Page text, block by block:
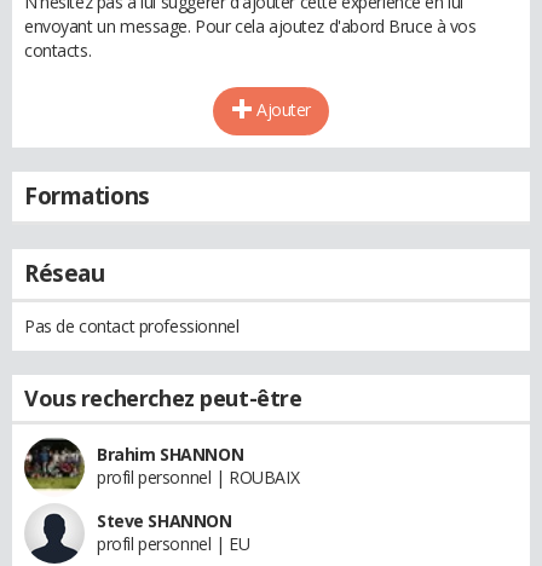
envoyant un message. Pour cela ajoutez d'abord Bruce à vos
contacts.
Ajouter
Formations
Réseau
Pas de contact professionnel
Vous recherchez peut-être
Brahim SHANNON
profil personnel | ROUBAIX
Steve SHANNON
profil personnel | EU